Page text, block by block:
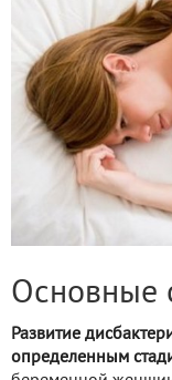
Основные
Развитие
определенным